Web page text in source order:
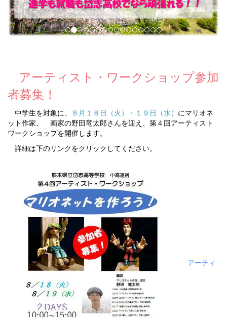
アーティスト・ワークショップ参加
者募集！
中学生を対象に、 ８月１８日（火）・１９日（水） にマリオネ
ット作家、 画家の野田竜太郎さんを迎え、第４回アーティスト
ワークショップを開催します。
詳細は下のリンクをクリックしてください。
アーティ